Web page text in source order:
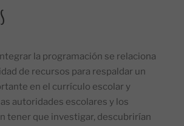
la programación se relaciona
de recursos para respaldar un
en el currículo escolar y
autoridades escolares y los
tener que investigar, descubrirían